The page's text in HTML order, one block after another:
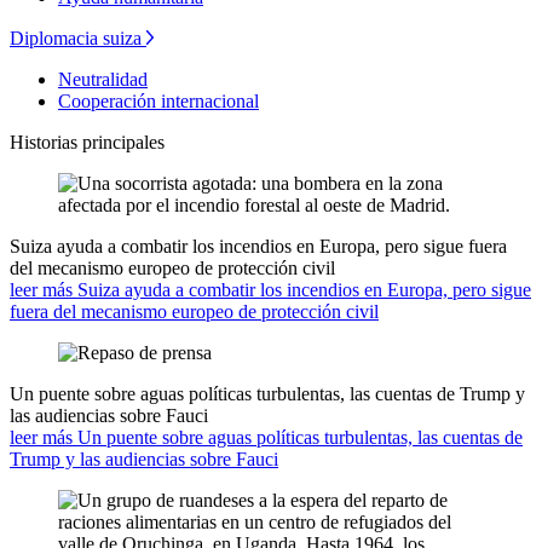
Diplomacia suiza
Neutralidad
Cooperación internacional
Historias principales
Suiza ayuda a combatir los incendios en Europa, pero sigue fuera
del mecanismo europeo de protección civil
leer más Suiza ayuda a combatir los incendios en Europa, pero sigue
fuera del mecanismo europeo de protección civil
Un puente sobre aguas políticas turbulentas, las cuentas de Trump y
las audiencias sobre Fauci
leer más Un puente sobre aguas políticas turbulentas, las cuentas de
Trump y las audiencias sobre Fauci